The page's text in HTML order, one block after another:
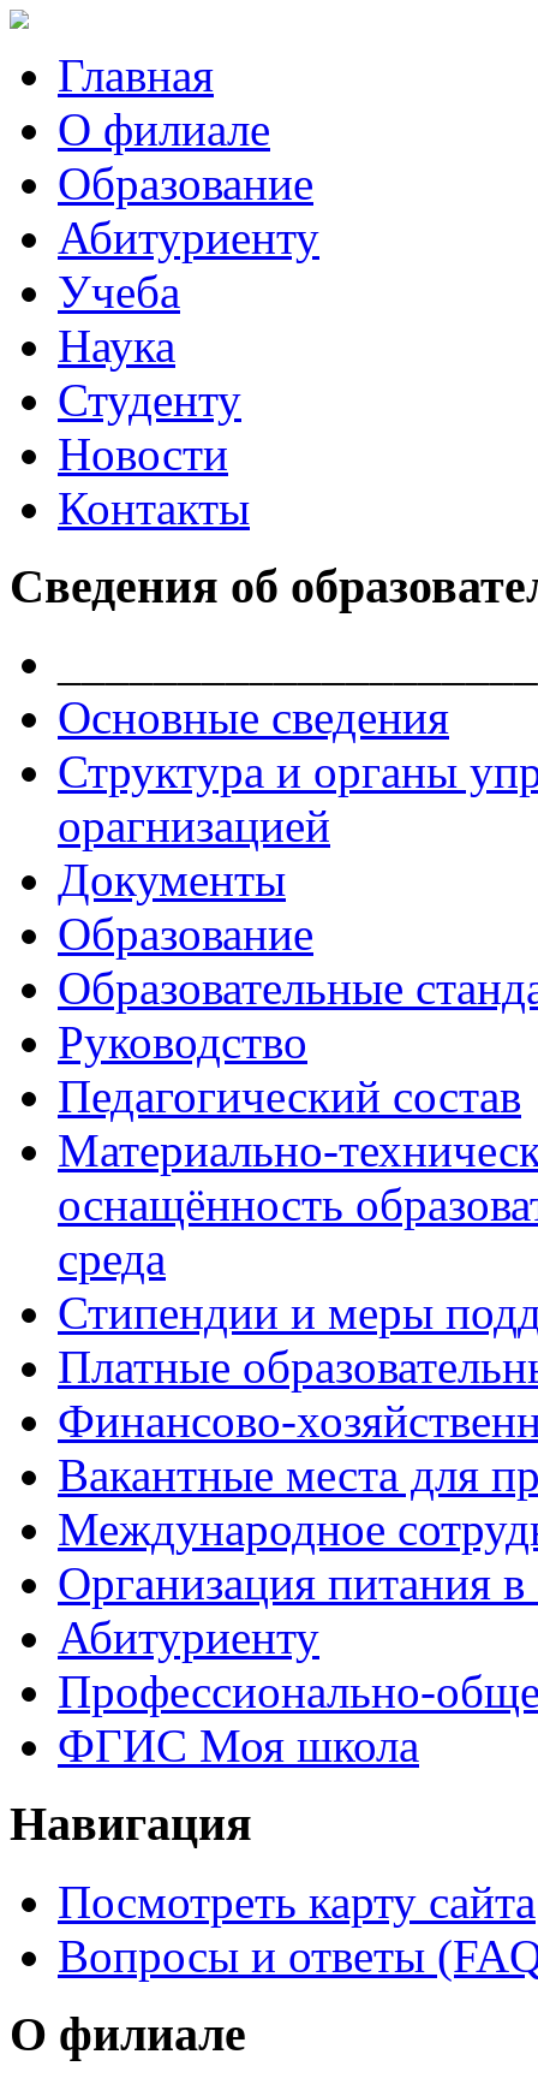
Главная
О филиале
Образование
Абитуриенту
Учеба
Наука
Студенту
Новости
Контакты
Сведения об
Основные сведения
Структура и органы
орагнизацией
Документы
Образование
Образовательные
Руководство
Педагогический состав
Материально-
оснащённость
среда
Стипендии и меры
Платные
Финансово-
Вакантные места для
Международное
Организация питания в
Абитуриенту
Профессионально-
ФГИС Моя школа
Навигация
Посмотреть карту сайта
Вопросы и ответы
О филиале